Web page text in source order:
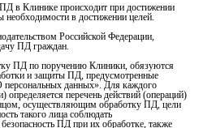
в Клинике происходит при достижении
необходимости в достижении целей.
Российской Федерации,
ПД граждан.
ПД по поручению Клиники, обязуются
и защиты ПД, предусмотренные
данных». Для каждого
определяется перечень действий (операций)
осуществляющим обработку ПД, цели
такого лица соблюдать
ПД при их обработке, также